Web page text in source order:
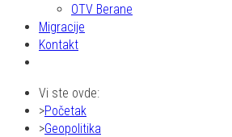
OTV Berane
Migracije
Kontakt
Vi ste ovde:
Početak
Geopolitika